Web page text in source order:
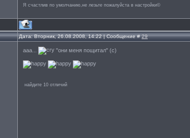
Я счастлив по умолчанию,не лезьте пожалуйста в настройки©
Дата: Вторник, 26.08.2008, 14:22 | Сообщение #29
ааа... "они меня пощитал" (с)
найдите 10 отличий